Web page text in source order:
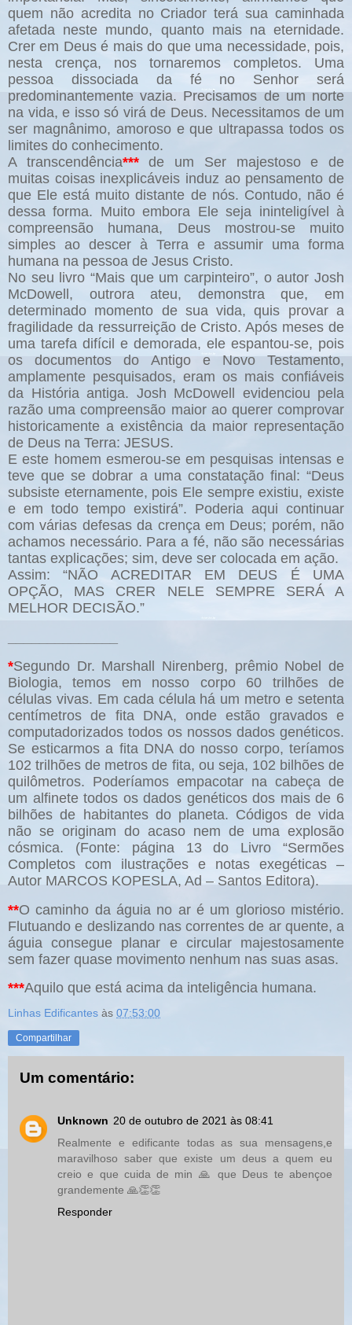
quem não acredita no Criador terá sua caminhada
afetada neste mundo, quanto mais na eternidade.
Crer em Deus é mais do que uma necessidade, pois,
nesta crença, nos tornaremos completos. Uma
pessoa dissociada da fé no Senhor será
predominantemente vazia. Precisamos de um norte
na vida, e isso só virá de Deus. Necessitamos de um
ser magnânimo, amoroso e que ultrapassa todos os
limites do conhecimento.
A transcendência***de um Ser majestoso e de
muitas coisas inexplicáveis induz ao pensamento de
que Ele está muito distante de nós. Contudo, não é
dessa forma. Muito embora Ele seja ininteligível à
compreensão humana, Deus mostrou-se muito
simples ao descer à Terra e assumir uma forma
humana na pessoa de Jesus Cristo.
No seu livro “Mais que um carpinteiro”, o autor Josh
McDowell, outrora ateu, demonstra que, em
determinado momento de sua vida, quis provar a
fragilidade da ressurreição de Cristo. Após meses de
uma tarefa difícil e demorada, ele espantou-se, pois
os documentos do Antigo e Novo Testamento,
amplamente pesquisados, eram os mais confiáveis
da História antiga. Josh McDowell evidenciou pela
razão uma compreensão maior ao querer comprovar
historicamente a existência da maior representação
de Deus na Terra: JESUS.
E este homem esmerou-se em pesquisas intensas e
teve que se dobrar a uma constatação final: “Deus
subsiste eternamente, pois Ele sempre existiu, existe
e em todo tempo existirá”. Poderia aqui continuar
com várias defesas da crença em Deus; porém, não
achamos necessário. Para a fé, não são necessárias
tantas explicações; sim, deve ser colocada em ação.
Assim: “NÃO ACREDITAR EM DEUS É UMA
OPÇÃO, MAS CRER NELE SEMPRE SERÁ A
MELHOR DECISÃO.”
*Segundo Dr. Marshall Nirenberg, prêmio Nobel de
Biologia, temos em nosso corpo 60 trilhões de
células vivas. Em cada célula há um metro e setenta
centímetros de fita DNA, onde estão gravados e
computadorizados todos os nossos dados genéticos.
Se esticarmos a fita DNA do nosso corpo, teríamos
102 trilhões de metros de fita, ou seja, 102 bilhões de
quilômetros. Poderíamos empacotar na cabeça de
um alfinete todos os dados genéticos dos mais de 6
bilhões de habitantes do planeta. Códigos de vida
não se originam do acaso nem de uma explosão
cósmica. (Fonte: página 13 do Livro “Sermões
Completos com ilustrações e notas exegéticas –
Autor MARCOS KOPESLA, Ad – Santos Editora).
**O caminho da águia no ar é um glorioso mistério.
Flutuando e deslizando nas correntes de ar quente, a
águia consegue planar e circular majestosamente
sem fazer quase movimento nenhum nas suas asas.
***Aquilo que está acima da inteligência humana.
Linhas Edificantes às 07:53:00
Compartilhar
Um comentário:
Unknown 20 de outubro de 2021 às 08:41
Realmente e edificante todas as sua mensagens,e
maravilhoso saber que existe um deus a quem eu
creio e que cuida de min 🙏 que Deus te abençoe
grandemente 🙏👏👏
Responder